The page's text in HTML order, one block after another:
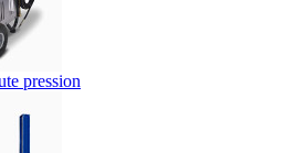
pression